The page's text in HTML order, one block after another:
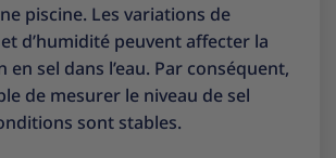
piscine. Les variations de
d’humidité peuvent affecter la
sel dans l’eau. Par conséquent,
de mesurer le niveau de sel
sont stables.